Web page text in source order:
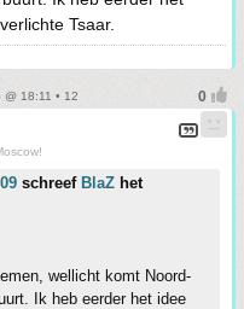
Tsaar.
18:11 • 12
schreef BlaZ het
wellicht komt Noord-
Ik heb eerder het idee